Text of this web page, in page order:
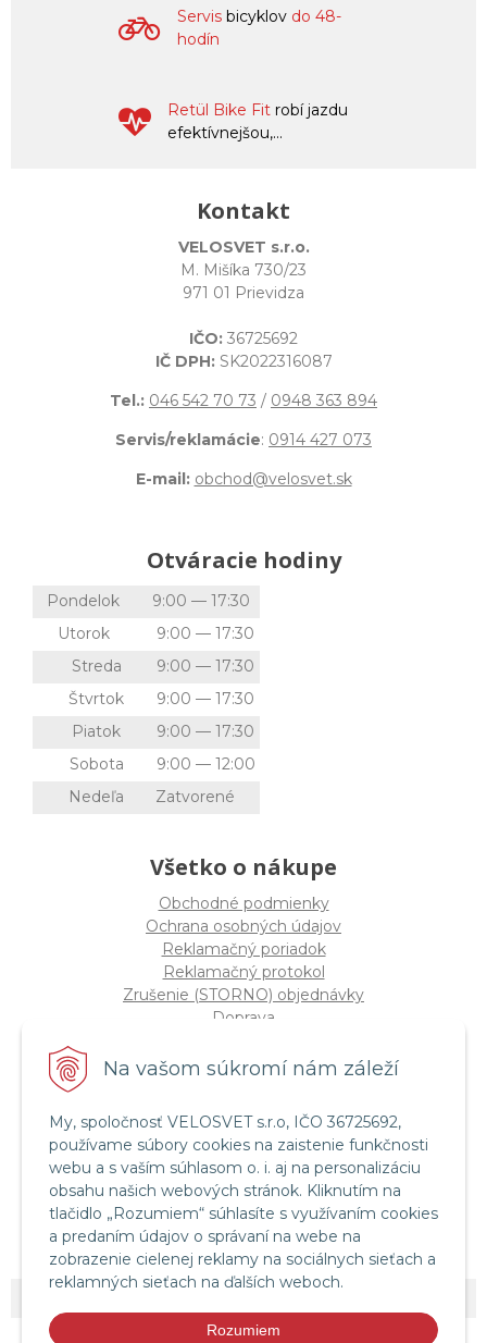
Na vašom súkromí nám záleží
My, spoločnosť VELOSVET s.r.o, IČO 36725692,
používame súbory cookies na zaistenie funkčnosti
webu a s vaším súhlasom o. i. aj na personalizáciu
obsahu našich webových stránok. Kliknutím na
tlačidlo „Rozumiem“ súhlasíte s využívaním cookies
a predaním údajov o správaní na webe na
zobrazenie cielenej reklamy na sociálnych sieťach a
reklamných sieťach na ďalších weboch.
Rozumiem
Servis bicyklov do 48-
hodín
Retül Bike Fit robí jazdu
efektívnejšou,...
Kontakt
VELOSVET s.r.o.
M. Mišíka 730/23
971 01 Prievidza
IČO: 36725692
IČ DPH: SK2022316087
Tel.: 046 542 70 73 / 0948 363 894
Servis/reklamácie: 0914 427 073
E-mail: obchod@velosvet.sk
Otváracie hodiny
Pondelok
9:00 — 17:30
Utorok
9:00 — 17:30
Streda
9:00 — 17:30
Štvrtok
9:00 — 17:30
Piatok
9:00 — 17:30
Sobota
9:00 — 12:00
Nedeľa
Zatvorené
Všetko o nákupe
Obchodné podmienky
Ochrana osobných údajov
Reklamačný poriadok
Reklamačný protokol
Zrušenie (STORNO) objednávky
Doprava
Štatút súťaže "Vianoce 2025"
Servis a služby
Servis bicyklov a elektrobicyklov
Retül Bike Fit
Instagram Velosvet
Facebook Velosvet